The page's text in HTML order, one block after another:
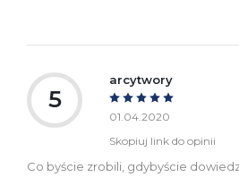
5
arcytwory
01.04.2020
Skopiuj link do opinii
Co byście zrobili, gdybyście